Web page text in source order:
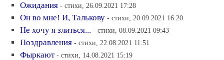
Ожидания - стихи, 26.09.2021 17:28
Он во мне! И, Талькову - стихи, 20.09.2021 16:20
Не хочу я злиться... - стихи, 08.09.2021 09:43
Поздравления - стихи, 22.08.2021 11:51
Фыркают - стихи, 14.08.2021 15:19